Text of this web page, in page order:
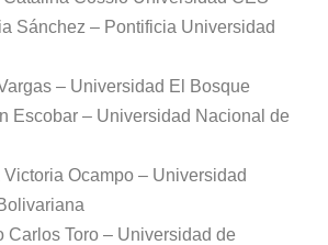
Sánchez – Pontificia Universidad
– Universidad El Bosque
Escobar – Universidad Nacional de
Victoria Ocampo – Universidad
Carlos Toro – Universidad de